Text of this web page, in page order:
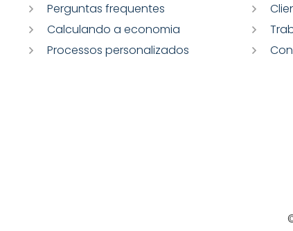
Perguntas frequentes
Calculando a economia
Processos personalizados